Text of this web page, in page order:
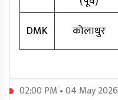
DMK
कोलाथुर
02:00 PM • 04 May 2026